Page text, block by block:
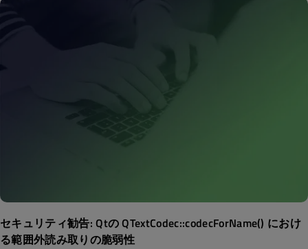
セキュリティ勧告: Qtの QTextCodec::codecForName() におけ
る範囲外読み取りの脆弱性